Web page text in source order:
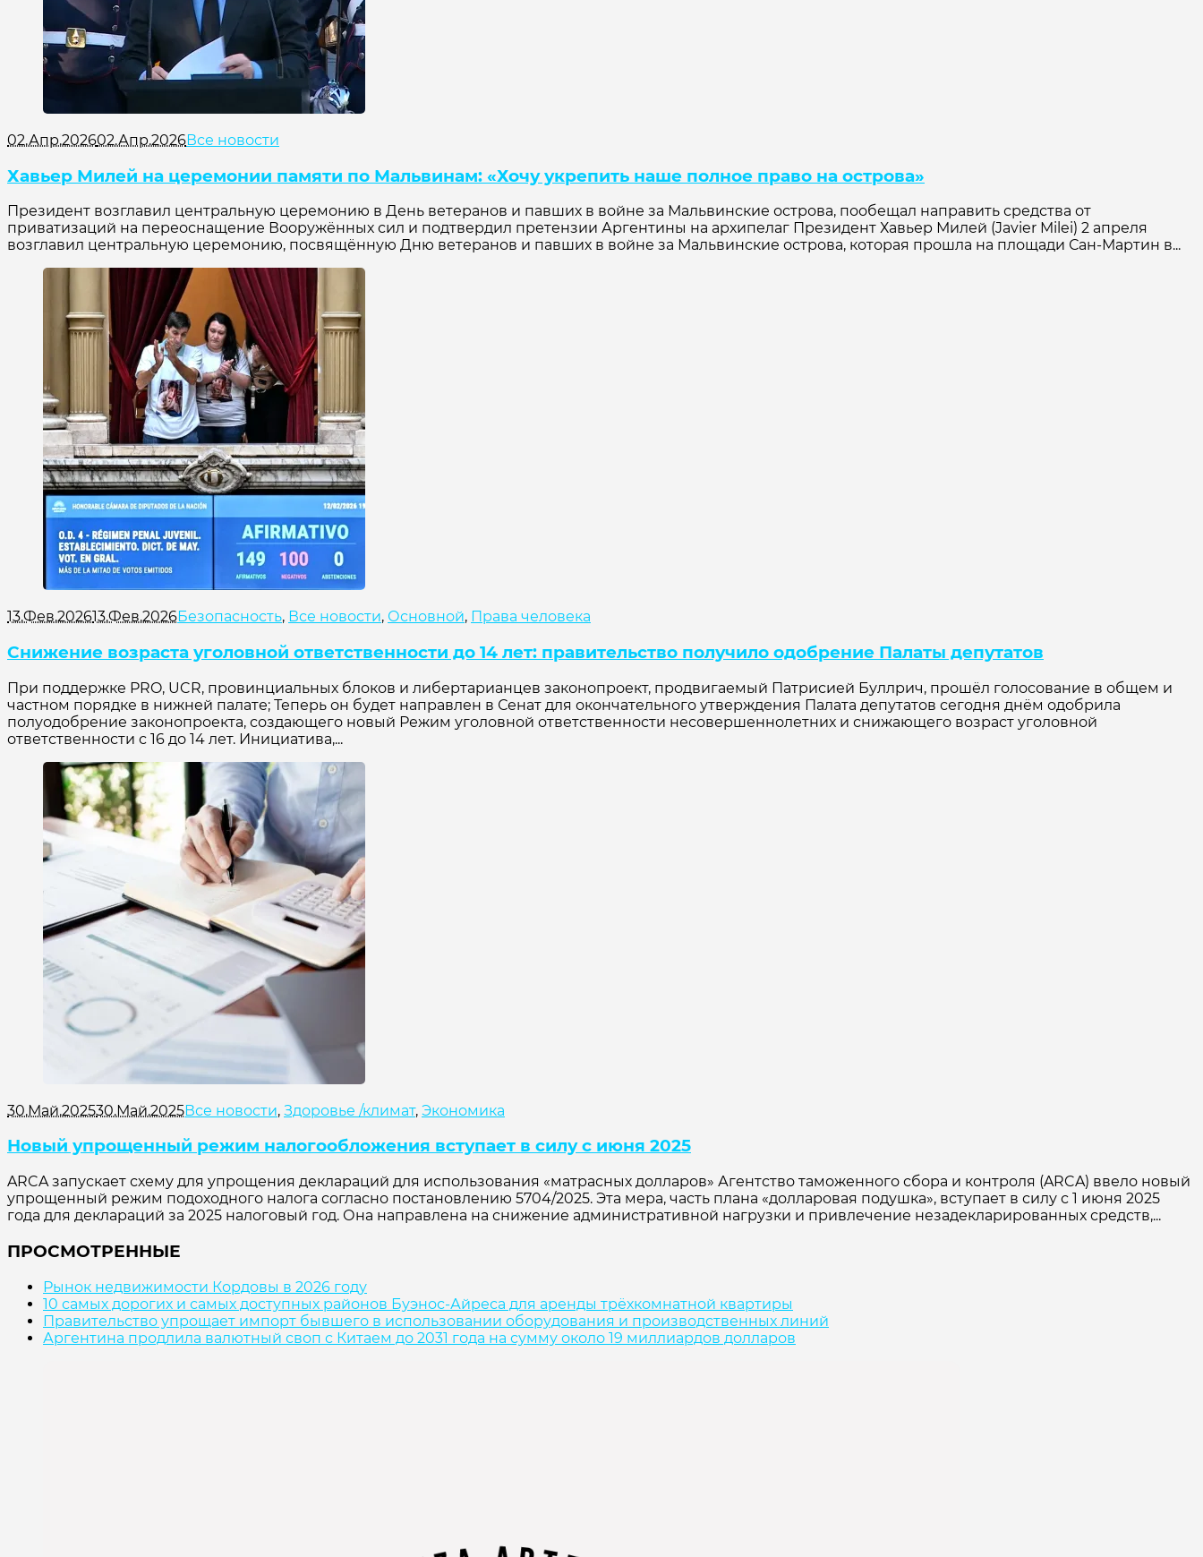
02.Апр.202602.Апр.2026Все новости
Хавьер Милей на церемонии памяти по Мальвинам: «Хочу укрепить наше полное право на острова»
Президент возглавил центральную церемонию в День ветеранов и павших в войне за Мальвинские острова, пообещал направить средства от
приватизаций на переоснащение Вооружённых сил и подтвердил претензии Аргентины на архипелаг Президент Хавьер Милей (Javier Milei) 2 апреля
возглавил центральную церемонию, посвящённую Дню ветеранов и павших в войне за Мальвинские острова, которая прошла на площади Сан-Мартин в...
13.Фев.202613.Фев.2026Безопасность, Все новости, Основной, Права человека
Снижение возраста уголовной ответственности до 14 лет: правительство получило одобрение Палаты депутатов
При поддержке PRO, UCR, провинциальных блоков и либертарианцев законопроект, продвигаемый Патрисией Буллрич, прошёл голосование в общем и
частном порядке в нижней палате; Теперь он будет направлен в Сенат для окончательного утверждения Палата депутатов сегодня днём одобрила
полуодобрение законопроекта, создающего новый Режим уголовной ответственности несовершеннолетних и снижающего возраст уголовной
ответственности с 16 до 14 лет. Инициатива,...
30.Май.202530.Май.2025Все новости, Здоровье /климат, Экономика
Новый упрощенный режим налогообложения вступает в силу с июня 2025
ARCA запускает схему для упрощения деклараций для использования «матрасных долларов» Агентство таможенного сбора и контроля (ARCA) ввело новый
упрощенный режим подоходного налога согласно постановлению 5704/2025. Эта мера, часть плана «долларовая подушка», вступает в силу с 1 июня 2025
года для деклараций за 2025 налоговый год. Она направлена на снижение административной нагрузки и привлечение незадекларированных средств,...
ПРОСМОТРЕННЫЕ
Рынок недвижимости Кордовы в 2026 году
10 самых дорогих и самых доступных районов Буэнос-Айреса для аренды трёхкомнатной квартиры
Правительство упрощает импорт бывшего в использовании оборудования и производственных линий
Аргентина продлила валютный своп с Китаем до 2031 года на сумму около 19 миллиардов долларов